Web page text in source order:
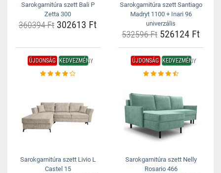
Sarokgarnitúra szett Bali P
Zetta 300
360394 Ft 302613 Ft
Sarokgarnitúra szett Santiago
Madryt 1100 + Inari 96
univerzális
532596 Ft 526124 Ft
ÚJDONSÁG KEDVEZMÉNY
Sarokgarnitúra szett Livio L
Castel 15
ÚJDONSÁG KEDVEZMÉNY
Sarokgarnitúra szett Nelly
Rosario 466